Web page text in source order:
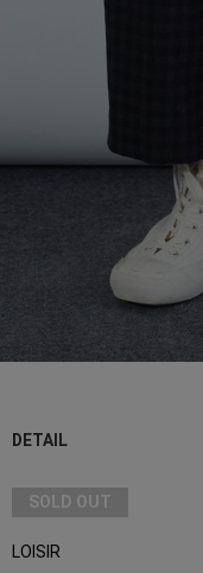
DETAIL
SOLD OUT
LOISIR